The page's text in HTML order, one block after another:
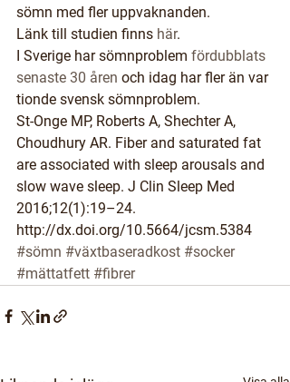
sömn med fler uppvaknanden.
Länk till studien finns här.
I Sverige har sömnproblem fördubblats
senaste 30 åren och idag har fler än var
tionde svensk sömnproblem.
St-Onge MP, Roberts A, Shechter A,
Choudhury AR. Fiber and saturated fat
are associated with sleep arousals and
slow wave sleep. J Clin Sleep Med
2016;12(1):19–24.
http://dx.doi.org/10.5664/jcsm.5384
#sömn #växtbaseradkost #socker
#mättatfett #fibrer